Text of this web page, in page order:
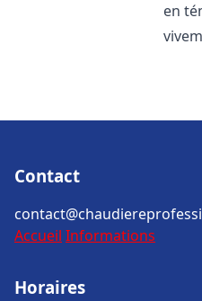
en
Contact
Accueil Informations
Horaires